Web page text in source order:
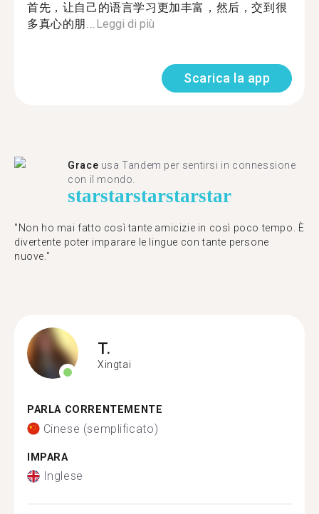
首先，让自己的语言学习更加丰富，然后，交到很
多真心的朋...Leggi di più
Scarica la app
Grace usa Tandem per sentirsi in connessione
con il mondo.
starstarstarstarstar
"Non ho mai fatto così tante amicizie in così poco tempo. È
divertente poter imparare le lingue con tante persone
nuove."
T.
Xingtai
PARLA CORRENTEMENTE
Cinese (semplificato)
IMPARA
Inglese